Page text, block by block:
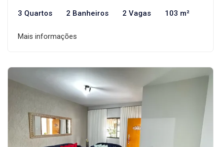
3 Quartos 2 Banheiros 2 Vagas 103 m²
Mais informações